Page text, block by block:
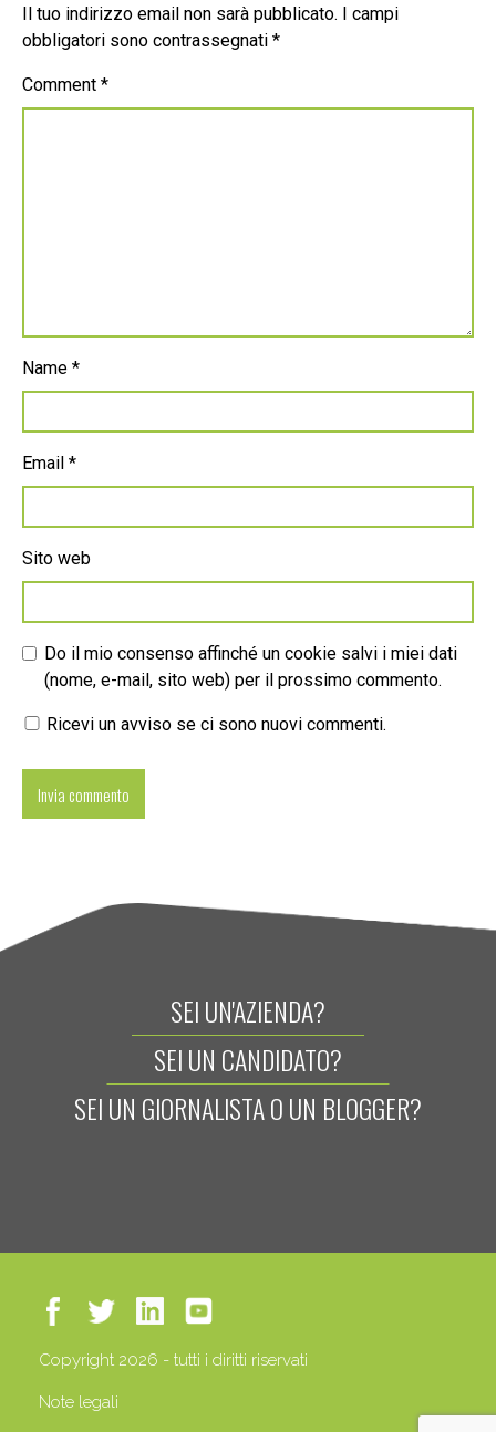
Il tuo indirizzo email non sarà pubblicato.
I campi
obbligatori sono contrassegnati *
Comment *
Name *
Email *
Sito web
Do il mio consenso affinché un cookie salvi i miei dati
(nome, e-mail, sito web) per il prossimo commento.
Ricevi un avviso se ci sono nuovi commenti.
SEI UN'AZIENDA?
SEI UN CANDIDATO?
SEI UN GIORNALISTA O UN BLOGGER?
Copyright 2026 - tutti i diritti riservati
Note legali